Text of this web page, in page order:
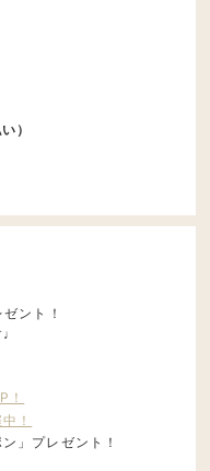
）
ント！
！
！
」プレゼント！